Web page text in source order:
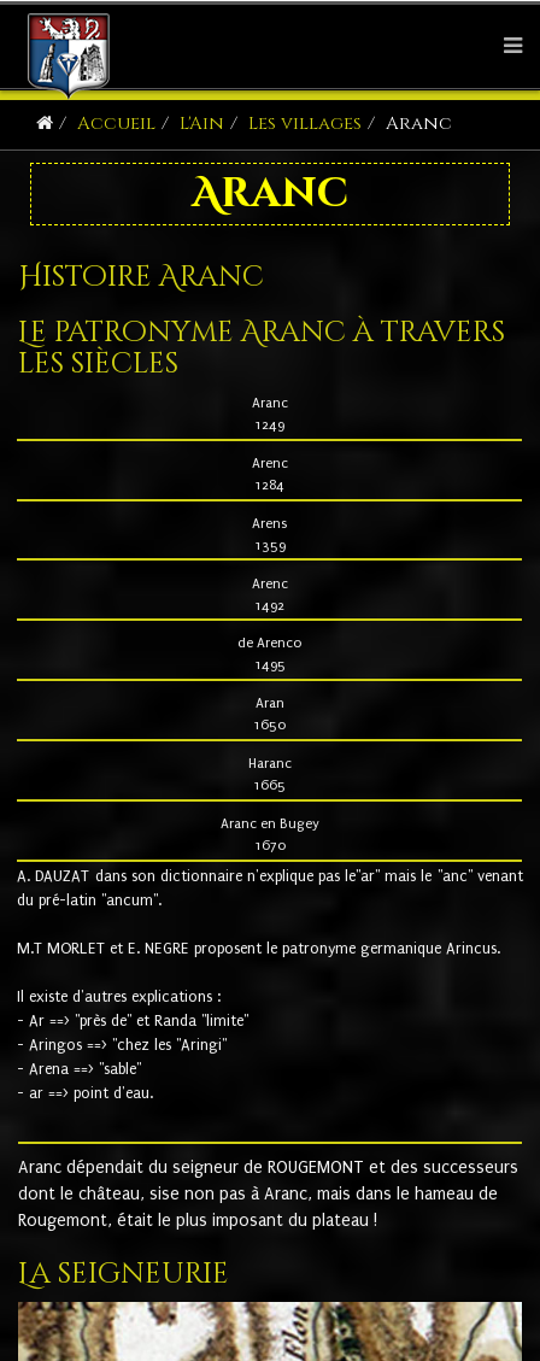
Accueil L'Ain Les villages Aranc
Aranc
Histoire Aranc
Le patronyme Aranc à travers
les siècles
Aranc
1249
Arenc
1284
Arens
1359
Arenc
1492
de Arenco
1495
Aran
1650
Haranc
1665
Aranc en Bugey
1670
A. DAUZAT dans son dictionnaire n'explique pas le"ar" mais le "anc" venant
du pré-latin "ancum".
M.T MORLET et E. NEGRE proposent le patronyme germanique Arincus.
Il existe d'autres explications :
- Ar ==> "près de" et Randa "limite"
- Aringos ==> "chez les "Aringi"
- Arena ==> "sable"
- ar ==> point d'eau.
Aranc dépendait du seigneur de ROUGEMONT et des successeurs
dont le château, sise non pas à Aranc, mais dans le hameau de
Rougemont, était le plus imposant du plateau !
La seigneurie